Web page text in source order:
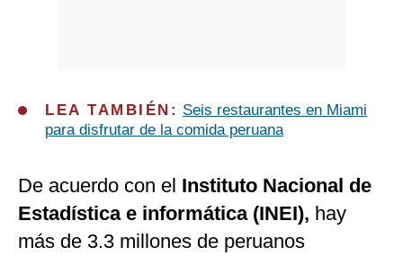
LEA TAMBIÉN: Seis restaurantes en Miami
para disfrutar de la comida peruana
De acuerdo con el Instituto Nacional de
Estadística e informática (INEI), hay
más de 3.3 millones de peruanos